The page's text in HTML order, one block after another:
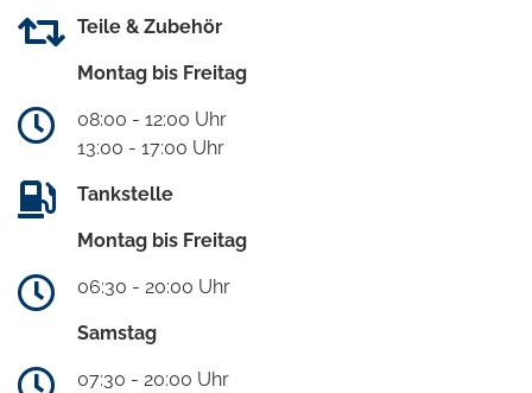
Teile & Zubehör
Montag bis Freitag
08:00 - 12:00 Uhr
13:00 - 17:00 Uhr
Tankstelle
Montag bis Freitag
06:30 - 20:00 Uhr
Samstag
07:30 - 20:00 Uhr